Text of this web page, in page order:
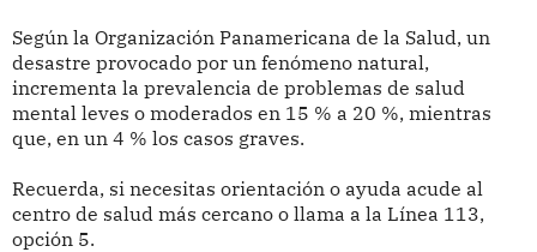
Según la Organización Panamericana de la Salud, un
desastre provocado por un fenómeno natural,
incrementa la prevalencia de problemas de salud
mental leves o moderados en 15 % a 20 %, mientras
que, en un 4 % los casos graves.
Recuerda, si necesitas orientación o ayuda acude al
centro de salud más cercano o llama a la Línea 113,
opción 5.